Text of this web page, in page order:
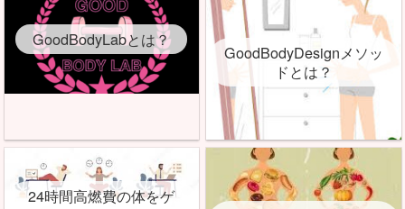
GoodBodyLabとは？
GoodBodyDesignメソッ
ドとは？
24時間高燃費の体をゲ